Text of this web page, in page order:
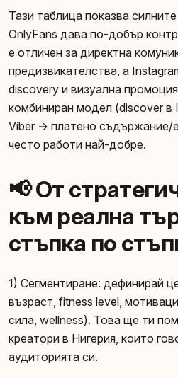
Тази таблица показва
OnlyFans дава по-добър
е отличен за директна
предизвикателства, а
discovery и визуална
комбиниран модел (discover в
Viber → платено съдържание/
често работи най-добре.
📢 От
към реална
стъпка по
1) Сегментиране: дефинирай
възраст, fitness level,
сила, wellness). Това ще ти
креатори в Нигерия, които
аудиторията си.